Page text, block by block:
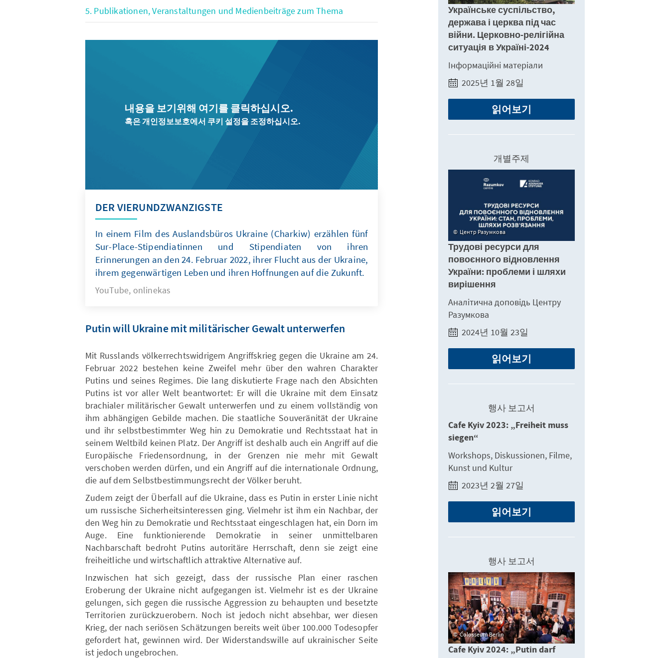
5. Publikationen, Veranstaltungen und Medienbeiträge zum Thema
내용을 보기위해 여기를 클릭하십시오.
혹은 개인정보보호에서 쿠키 설정을 조정하십시오.
DER VIERUNDZWANZIGSTE
In einem Film des Auslandsbüros Ukraine (Charkiw) erzählen fünf
Sur-Place-Stipendiatinnen und Stipendiaten von ihren
Erinnerungen an den 24. Februar 2022, ihrer Flucht aus der Ukraine,
ihrem gegenwärtigen Leben und ihren Hoffnungen auf die Zukunft.
YouTube, onlinekas
Putin will Ukraine mit militärischer Gewalt unterwerfen
Mit Russlands völkerrechtswidrigem Angriffskrieg gegen die Ukraine am 24.
Februar 2022 bestehen keine Zweifel mehr über den wahren Charakter
Putins und seines Regimes. Die lang diskutierte Frage nach den Absichten
Putins ist vor aller Welt beantwortet: Er will die Ukraine mit dem Einsatz
brachialer militärischer Gewalt unterwerfen und zu einem vollständig von
ihm abhängigen Gebilde machen. Die staatliche Souveränität der Ukraine
und ihr selbstbestimmter Weg hin zu Demokratie und Rechtsstaat hat in
seinem Weltbild keinen Platz. Der Angriff ist deshalb auch ein Angriff auf die
Europäische Friedensordnung, in der Grenzen nie mehr mit Gewalt
verschoben werden dürfen, und ein Angriff auf die internationale Ordnung,
die auf dem Selbstbestimmungsrecht der Völker beruht.
Zudem zeigt der Überfall auf die Ukraine, dass es Putin in erster Linie nicht
um russische Sicherheitsinteressen ging. Vielmehr ist ihm ein Nachbar, der
den Weg hin zu Demokratie und Rechtsstaat eingeschlagen hat, ein Dorn im
Auge. Eine funktionierende Demokratie in seiner unmittelbaren
Nachbarschaft bedroht Putins autoritäre Herrschaft, denn sie zeigt eine
freiheitliche und wirtschaftlich attraktive Alternative auf.
Inzwischen hat sich gezeigt, dass der russische Plan einer raschen
Eroberung der Ukraine nicht aufgegangen ist. Vielmehr ist es der Ukraine
gelungen, sich gegen die russische Aggression zu behaupten und besetzte
Territorien zurückzuerobern. Noch ist jedoch nicht absehbar, wer diesen
Krieg, der nach seriösen Schätzungen bereits weit über 100.000 Todesopfer
gefordert hat, gewinnen wird. Der Widerstandswille auf ukrainischer Seite
ist jedoch ungebrochen.
Українське суспільство,
держава і церква під час
війни. Церковно-релігійна
ситуація в Україні-2024
Інформаційні матеріали
2025년 1월 28일
읽어보기
개별주제
Центр Разумкова
Трудові ресурси для
повоєнного відновлення
України: проблеми і шляхи
вирішення
Аналітична доповідь Центру
Разумкова
2024년 10월 23일
읽어보기
행사 보고서
Cafe Kyiv 2023: „Freiheit muss
siegen“
Workshops, Diskussionen, Filme,
Kunst und Kultur
2023년 2월 27일
읽어보기
행사 보고서
Colosseum Berlin
Cafe Kyiv 2024: „Putin darf